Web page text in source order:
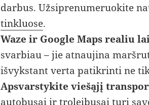
darbus. Užsiprenumeruokite
tinkluose.
Waze ir Google Maps realiu
svarbiau – jie atnaujina
išvykstant verta patikrinti ne
Apsvarstykite viešąjį
autobusai ir troleibusai turi